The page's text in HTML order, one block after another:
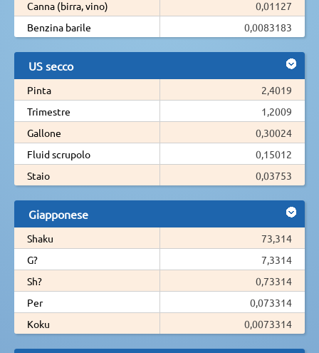
Canna (birra, vino)
0,01127
Benzina barile
0,0083183
US secco
Pinta
2,4019
Trimestre
1,2009
Gallone
0,30024
Fluid scrupolo
0,15012
Staio
0,03753
Giapponese
Shaku
73,314
G?
7,3314
Sh?
0,73314
Per
0,073314
Koku
0,0073314